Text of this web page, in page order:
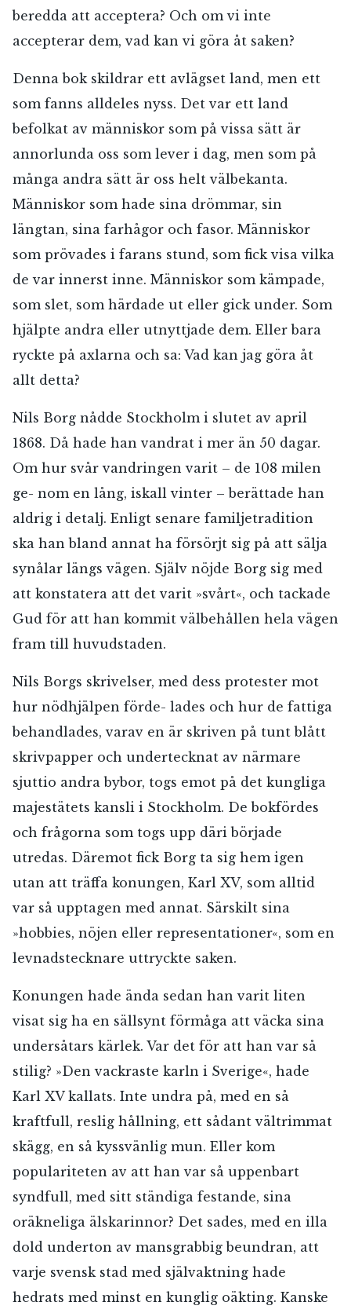
beredda att acceptera? Och om vi inte
accepterar dem, vad kan vi göra åt saken?
Denna bok skildrar ett avlägset land, men ett
som fanns alldeles nyss. Det var ett land
befolkat av människor som på vissa sätt är
annorlunda oss som lever i dag, men som på
många andra sätt är oss helt välbekanta.
Människor som hade sina drömmar, sin
längtan, sina farhågor och fasor. Människor
som prövades i farans stund, som fick visa vilka
de var innerst inne. Människor som kämpade,
som slet, som härdade ut eller gick under. Som
hjälpte andra eller utnyttjade dem. Eller bara
ryckte på axlarna och sa: Vad kan jag göra åt
allt detta?
Nils Borg nådde Stockholm i slutet av april
1868. Då hade han vandrat i mer än 50 dagar.
Om hur svår vandringen varit – de 108 milen
ge- nom en lång, iskall vinter – berättade han
aldrig i detalj. Enligt senare familjetradition
ska han bland annat ha försörjt sig på att sälja
synålar längs vägen. Själv nöjde Borg sig med
att konstatera att det varit »svårt«, och tackade
Gud för att han kommit välbehållen hela vägen
fram till huvudstaden.
Nils Borgs skrivelser, med dess protester mot
hur nödhjälpen förde- lades och hur de fattiga
behandlades, varav en är skriven på tunt blått
skrivpapper och undertecknat av närmare
sjuttio andra bybor, togs emot på det kungliga
majestätets kansli i Stockholm. De bokfördes
och frågorna som togs upp däri började
utredas. Däremot fick Borg ta sig hem igen
utan att träffa konungen, Karl XV, som alltid
var så upptagen med annat. Särskilt sina
»hobbies, nöjen eller representationer«, som en
levnadstecknare uttryckte saken.
Konungen hade ända sedan han varit liten
visat sig ha en sällsynt förmåga att väcka sina
undersåtars kärlek. Var det för att han var så
stilig? »Den vackraste karln i Sverige«, hade
Karl XV kallats. Inte undra på, med en så
kraftfull, reslig hållning, ett sådant vältrimmat
skägg, en så kyssvänlig mun. Eller kom
populariteten av att han var så uppenbart
syndfull, med sitt ständiga festande, sina
oräkneliga älskarinnor? Det sades, med en illa
dold underton av mansgrabbig beundran, att
varje svensk stad med självaktning hade
hedrats med minst en kunglig oäkting. Kanske